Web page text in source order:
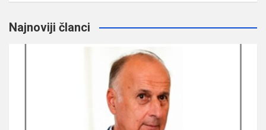
Najnoviji članci